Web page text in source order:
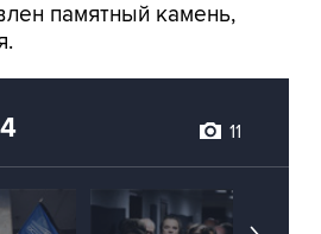
памятный камень,
11